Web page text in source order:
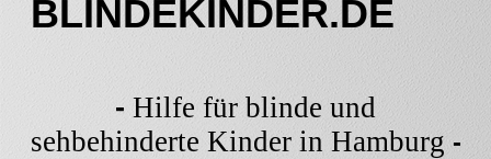
BLINDEKINDER.DE
- Hilfe für blinde und
sehbehinderte Kinder in Hamburg-